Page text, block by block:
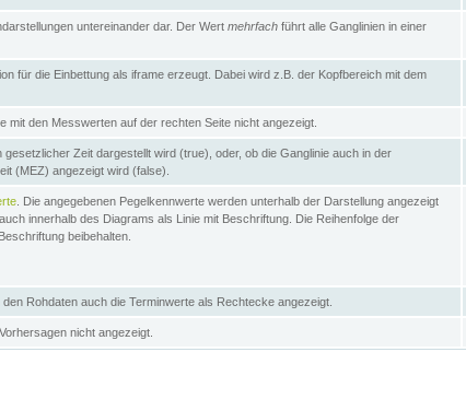
untereinander dar. Der Wert mehrfach führt alle Ganglinien in einer
für die Einbettung als iframe erzeugt. Dabei wird z.B. der Kopfbereich mit dem
mit den Messwerten auf der rechten Seite nicht angezeigt.
gesetzlicher Zeit dargestellt wird (true), oder, ob die Ganglinie auch in der
(MEZ) angezeigt wird (false).
. Die angegebenen Pegelkennwerte werden unterhalb der Darstellung angezeigt
innerhalb des Diagrams als Linie mit Beschriftung. Die Reihenfolge der
beibehalten.
Rohdaten auch die Terminwerte als Rechtecke angezeigt.
nicht angezeigt.